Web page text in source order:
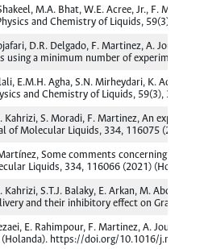
M.A. Bhat, W.E. Acree, Jr., F.
and Chemistry of Liquids, 59(3),
D.R. Delgado, F. Martinez, A.
using a minimum number of experimental
E.M.H. Agha, S.N. Mirheydari, K.
and Chemistry of Liquids, 59(3), 331-
Kahrizi, S. Moradi, F. Martinez, An
of Molecular Liquids, 334, 116075 (2021)
Some comments concerning
Liquids, 334, 116066 (2021)
Kahrizi, S.T.J. Balaky, E. Arkan, M. Abdoli,
and their inhibitory effect on Gram+
E. Rahimpour, F. Martinez, A.
(Holanda). https://doi.org/10.1016/